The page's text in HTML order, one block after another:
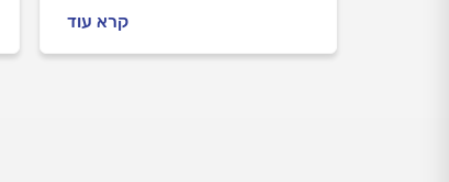
כולל, איך מתנהלים מול מתקין
הדקים וכמה עולה חידוש דק?
קרא עוד